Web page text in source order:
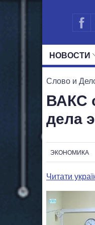
НОВОСТИ
Слово и
ВАКС
дела
ЭКОНОМИКА
Читати